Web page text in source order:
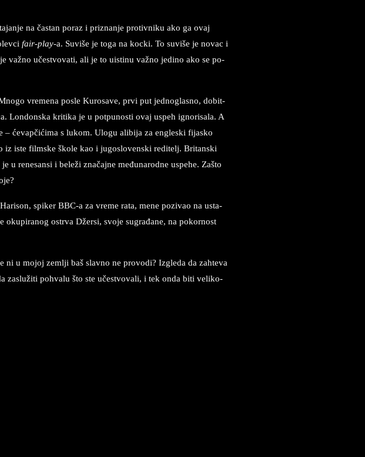
na častan po­raz i pri­znan­je pro­tiv­ni­ku ako ga ovaj
fair-play-a. Su­vi­še je toga na koc­ki. To suviše je no­vac i
važno učestvo­va­ti, ali je to ui­sti­nu važno je­di­no ako se po­
vre­me­na po­sle Ku­ro­sa­ve, prvi put jednogla­sno, do­bit­
Lon­don­ska kri­ti­ka ­je u potpu­no­sti ovaj uspeh ig­no­ri­sa­la. A
– ćevapčićima s lu­kom. Ulo­gu ali­bi­ja za en­gle­ski fi­ja­sko
iz iste film­ske škole kao i jugosloven­ski re­di­telj. Bri­tan­ski
re­ne­san­si i beleži značajne međuna­rod­ne uspe­he. Zašto
spi­ker BBC-a za vre­me rata, mene pozi­vao na usta­
ostr­va Džer­si, svo­je su­građane, na pokor­nost
ni u mo­joj zem­lji baš slav­no ne pro­vo­di? Izgle­da da zah­te­va
za­služiti po­hva­lu što ste učestvo­va­li, i tek onda biti ve­li­ko­